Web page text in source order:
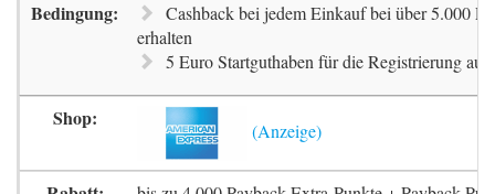
Cashback bei jedem Einkauf bei über 5.000
erhalten
5 Euro Startguthaben für die Registrierung